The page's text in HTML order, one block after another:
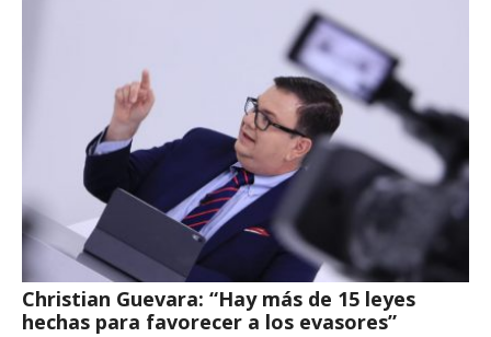
Christian Guevara: “Hay más de 15 leyes
hechas para favorecer a los evasores”